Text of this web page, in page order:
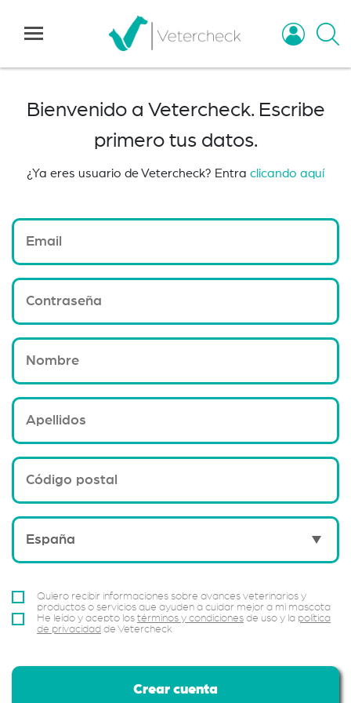
Bienvenido a Vetercheck. Escribe
primero tus datos.
¿Ya eres usuario de Vetercheck? Entra clicando aquí
Quiero recibir informaciones sobre avances veterinarios y
productos o servicios que ayuden a cuidar mejor a mi mascota
He leído y acepto los términos y condiciones de uso y la política
de privacidad de Vetercheck
Crear cuenta